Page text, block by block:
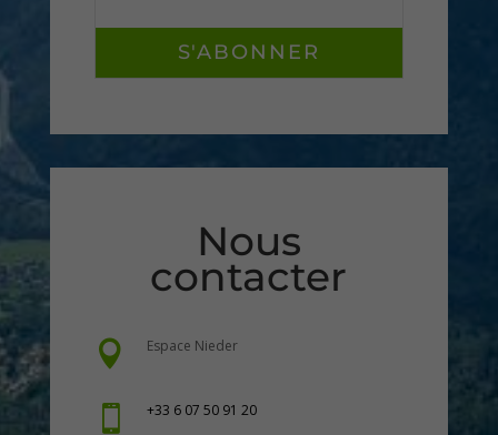
S'ABONNER
Nous
contacter
 Espace Nieder
 +33 6 07 50 91 20